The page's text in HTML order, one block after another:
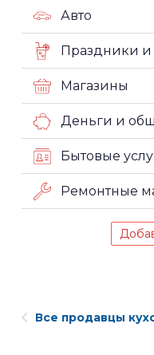
Авто
Праздники и
Магазины
Деньги и
Бытовые
Ремонтные
Все продавцы